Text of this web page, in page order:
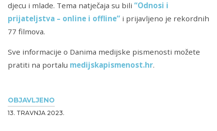
OBJAVLJENO
13. TRAVNJA 2023.
djecu i mlade. Tema natječaja su bili “Odnosi i
prijateljstva – online i offline“ i prijavljeno je rekordnih
77 filmova.
Sve informacije o Danima medijske pismenosti možete
pratiti na portalu medijskapismenost.hr.